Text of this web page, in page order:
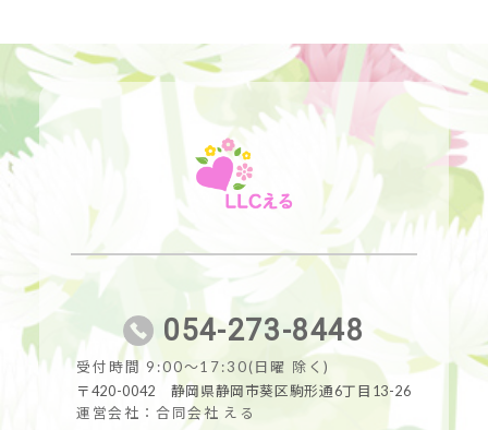
054-273-8448
受付時間 9:00～17:30(日曜 除く)
〒420-0042 静岡県静岡市葵区駒形通6丁目13-26
運営会社：合同会社 える